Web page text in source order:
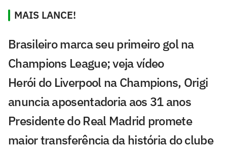
MAIS LANCE!
Brasileiro marca seu primeiro gol na
Champions League; veja vídeo
Herói do Liverpool na Champions, Origi
anuncia aposentadoria aos 31 anos
Presidente do Real Madrid promete
maior transferência da história do clube